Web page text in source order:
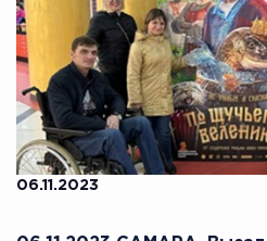
06.11.2023